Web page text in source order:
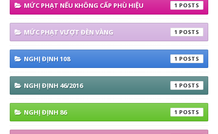
MỨC PHẠT NẾU KHÔNG CẤP PHÙ HIỆU 1
MỨC PHẠT VƯỢT ĐÈN VÀNG 1
NGHỊ ĐỊNH 108 1
NGHỊ ĐỊNH 46/2016 1
NGHỊ ĐỊNH 86 1